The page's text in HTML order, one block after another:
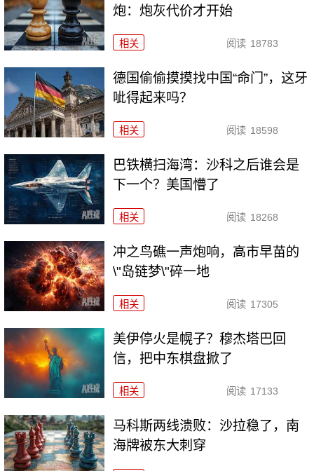
炮：炮灰代价才开始
相关 阅读 18783
德国偷偷摸摸找中国“命门”，这牙
呲得起来吗？
相关 阅读 18598
巴铁横扫海湾：沙科之后谁会是
下一个？美国懵了
相关 阅读 18268
冲之鸟礁一声炮响，高市早苗的
\"岛链梦\"碎一地
相关 阅读 17305
美伊停火是幌子？穆杰塔巴回
信，把中东棋盘掀了
相关 阅读 17133
马科斯两线溃败：沙拉稳了，南
海牌被东大刺穿